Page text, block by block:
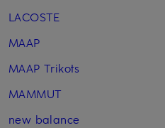
LACOSTE
MAAP
MAAP Trikots
MAMMUT
new balance